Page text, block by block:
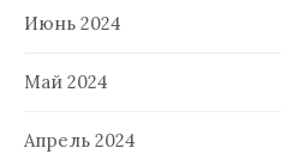
Июнь 2024
Май 2024
Апрель 2024